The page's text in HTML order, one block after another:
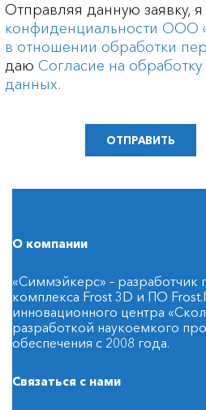
Отправляя данную заявку,
конфиденциальности ООО
в отношении обработки
даю Согласие на
данных.
О компании
«Симмэйкерс» – разработчик
комплекса Frost 3D и ПО
инновационного центра
разработкой наукоемкого
обеспечения с 2008 года.
Связаться с нами